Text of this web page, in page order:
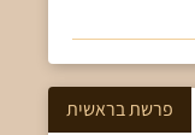
פרשתבראשית